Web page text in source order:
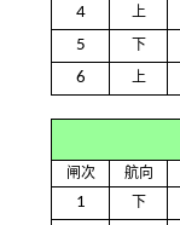
4 上
5 下
6 上
闸次 航向
1 下